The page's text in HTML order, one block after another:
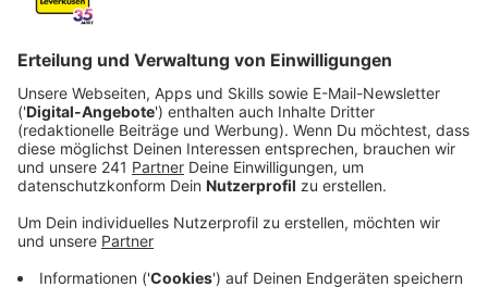
Veröffentlicht:
An Baustelle über Standstreifen überholt
Die Polizei hat am Montagmittag auf der A1 in Höhe